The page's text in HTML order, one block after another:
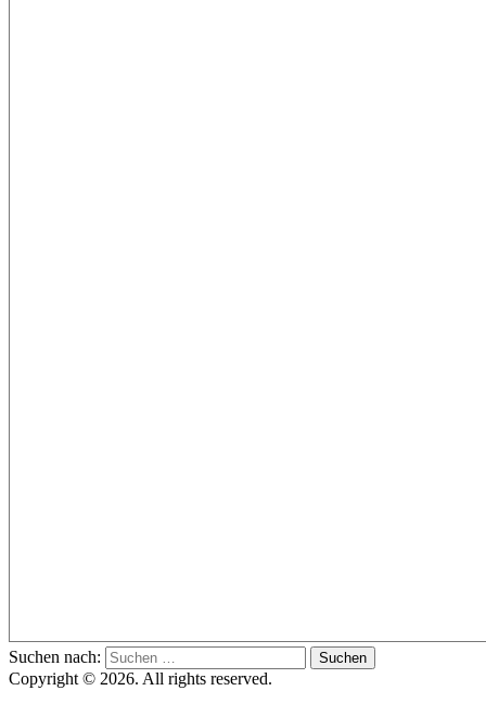
Suchen nach:
Copyright © 2026. All rights reserved.